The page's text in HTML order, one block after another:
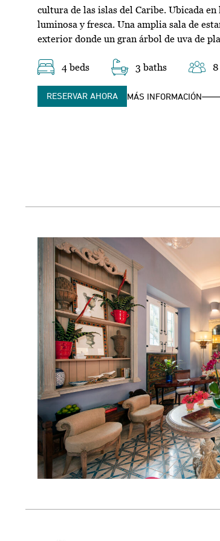
cultura de las islas del Caribe. Ubicada
luminosa y fresca. Una amplia sala de
exterior donde un gran árbol de uva de
4 beds 3 baths 8
RESERVAR AHORA MÁS INFORMACIÓN